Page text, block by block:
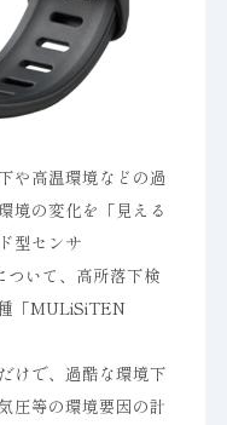
や高温環境などの過
境の変化を「見える
型センサ
ついて、高所落下検
「MULiSiTEN
けで、過酷な環境下
圧等の環境要因の計